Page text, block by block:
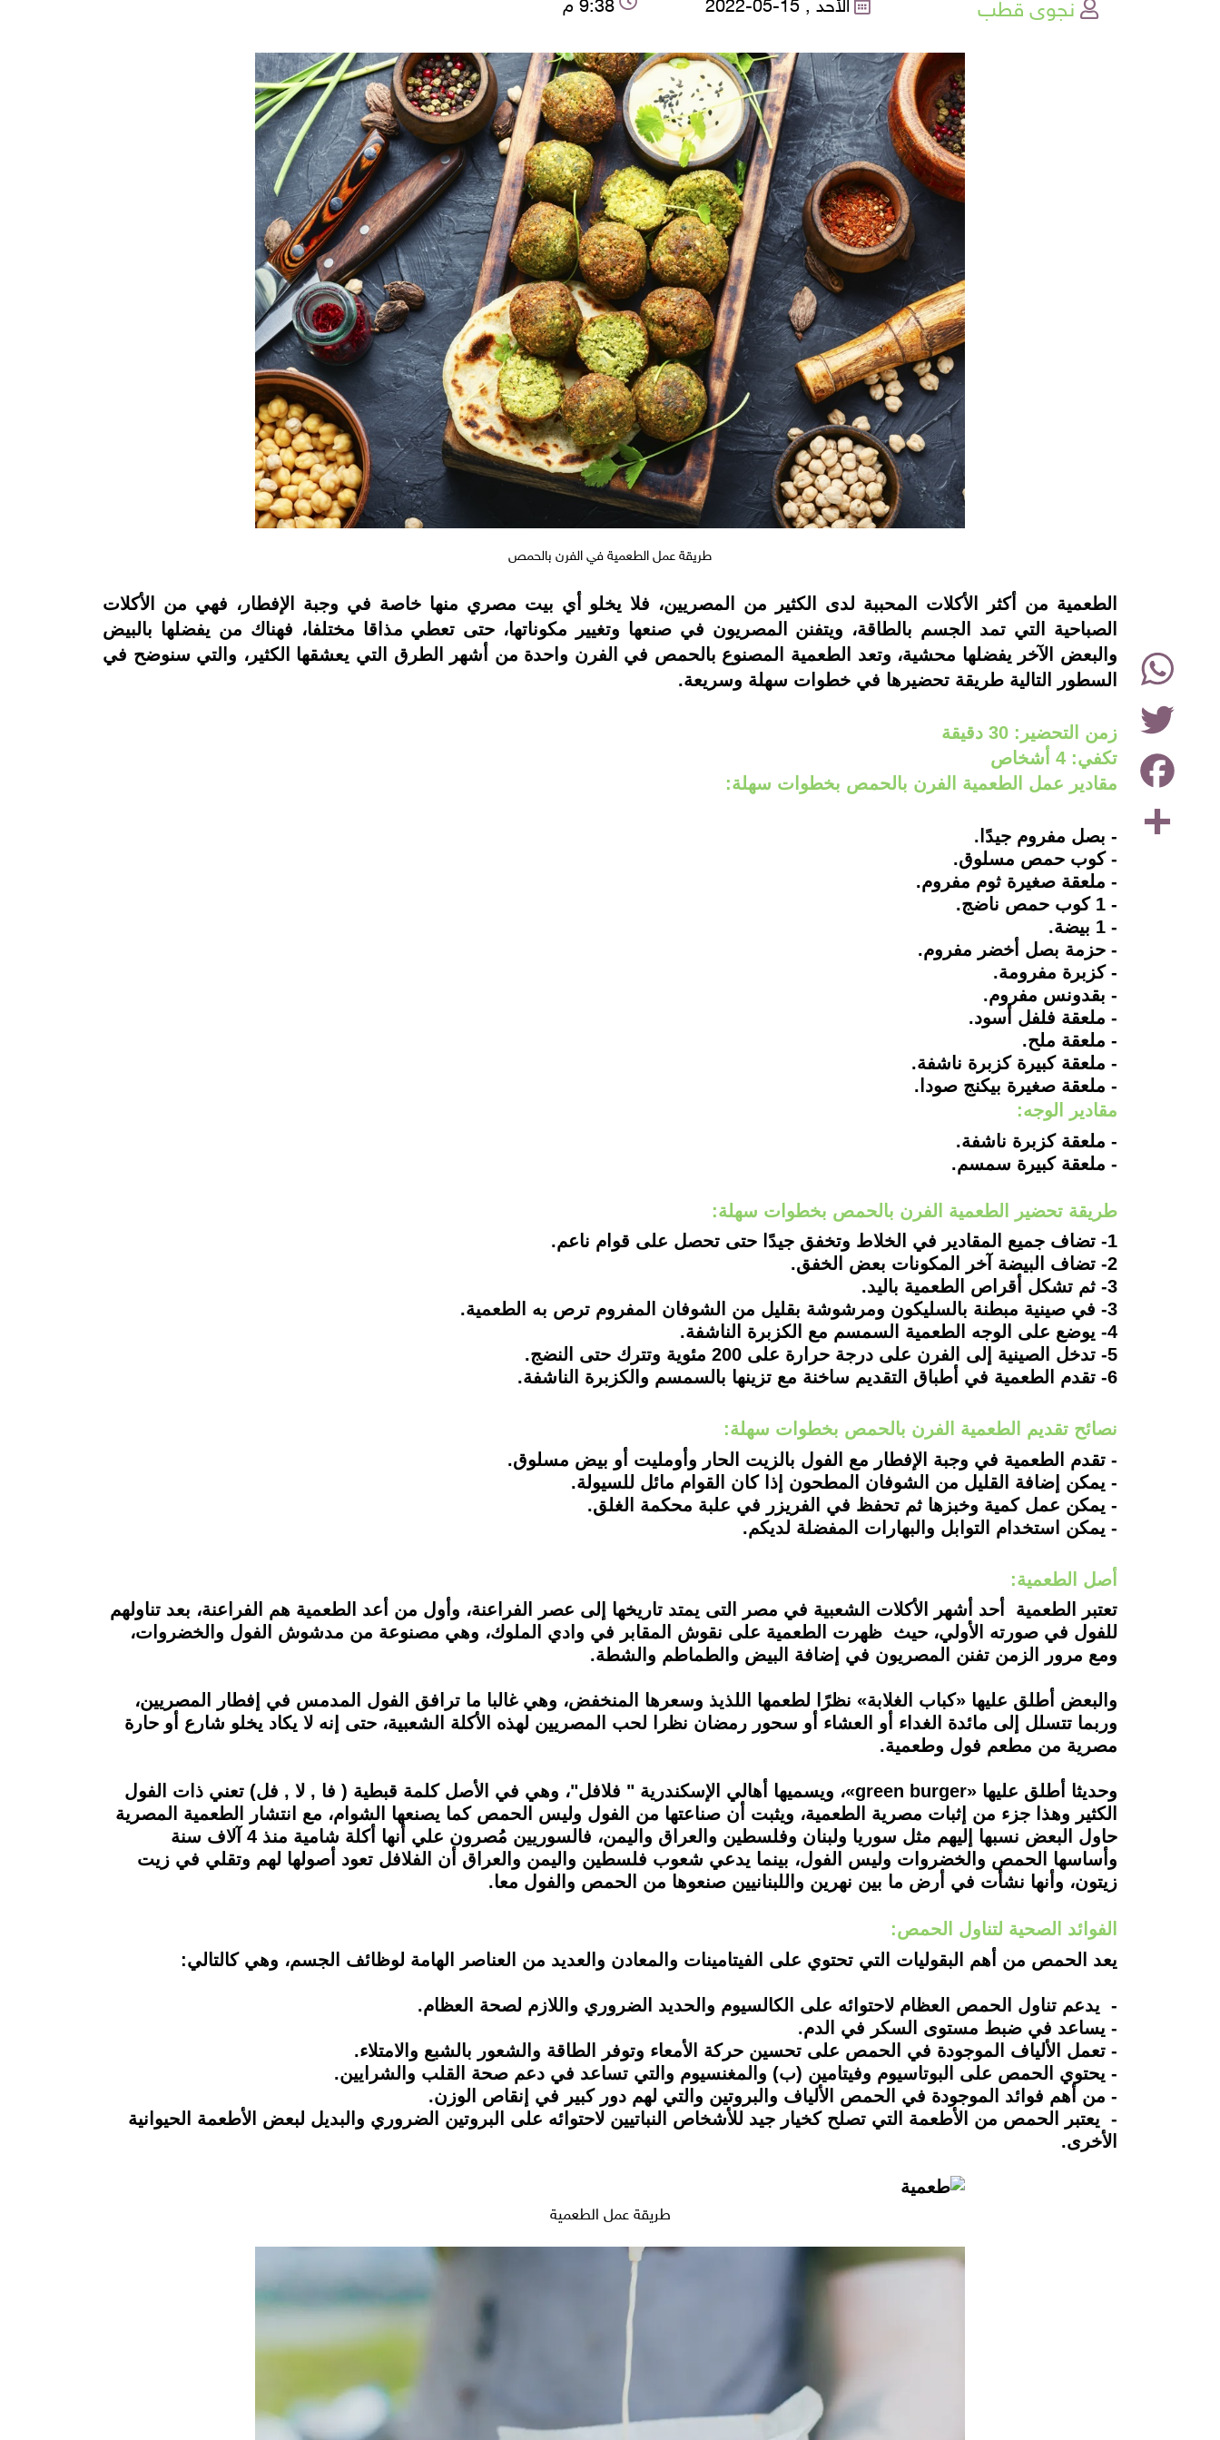
طريقة عمل الطعمية في الفرن بالحمص
Share
Facebook
Twitter
WhatsApp
instagramالطعمية من أكثر الأكلات المحببة لدى الكثير من المصريين، فلا يخلو أي بيت مصري منها خاصة في وجبة الإفطار، فهي من الأكلات
الصباحية التي تمد الجسم بالطاقة، ويتفنن المصريون في صنعها وتغيير مكوناتها، حتى تعطي مذاقا مختلفا، فهناك من يفضلها بالبيض
والبعض الآخر يفضلها محشية، وتعد الطعمية المصنوع بالحمص في الفرن واحدة من أشهر الطرق التي يعشقها الكثير، والتي سنوضح في
السطور التالية طريقة تحضيرها في خطوات سهلة وسريعة.
زمن التحضير: 30 دقيقة
تكفي: 4 أشخاص
مقادير عمل الطعمية الفرن بالحمص بخطوات سهلة:
- بصل مفروم جيدًا.
- كوب حمص مسلوق.
- ملعقة صغيرة ثوم مفروم.
- 1 كوب حمص ناضج.
- 1 بيضة.
- حزمة بصل أخضر مفروم.
- كزبرة مفرومة.
- بقدونس مفروم.
- ملعقة فلفل أسود.
- ملعقة ملح.
- ملعقة كبيرة كزبرة ناشفة.
- ملعقة صغيرة بيكنج صودا.
مقادير الوجه:
- ملعقة كزبرة ناشفة.
- ملعقة كبيرة سمسم.
طريقة تحضير الطعمية الفرن بالحمص بخطوات سهلة:
1- تضاف جميع المقادير في الخلاط وتخفق جيدًا حتى تحصل على قوام ناعم.
2- تضاف البيضة آخر المكونات بعض الخفق.
3- ثم تشكل أقراص الطعمية باليد.
3- في صينية مبطنة بالسليكون ومرشوشة بقليل من الشوفان المفروم ترص به الطعمية.
4- يوضع على الوجه الطعمية السمسم مع الكزبرة الناشفة.
5- تدخل الصينية إلى الفرن على درجة حرارة على 200 مئوية وتترك حتى النضج.
6- تقدم الطعمية في أطباق التقديم ساخنة مع تزينها بالسمسم والكزبرة الناشفة.
نصائح تقديم الطعمية الفرن بالحمص بخطوات سهلة:
- تقدم الطعمية في وجبة الإفطار مع الفول بالزيت الحار وأومليت أو بيض مسلوق.
- يمكن إضافة القليل من الشوفان المطحون إذا كان القوام مائل للسيولة.
- يمكن عمل كمية وخبزها ثم تحفظ في الفريزر في علبة محكمة الغلق.
- يمكن استخدام التوابل والبهارات المفضلة لديكم.
أصل الطعمية:
تعتبر الطعمية أحد أشهر الأكلات الشعبية في مصر التى يمتد تاريخها إلى عصر الفراعنة، وأول من أعد الطعمية هم الفراعنة، بعد تناولهم
للفول في صورته الأولي، حيث ظهرت الطعمية على نقوش المقابر في وادي الملوك، وهي مصنوعة من مدشوش الفول والخضروات،
ومع مرور الزمن تفنن المصريون في إضافة البيض والطماطم والشطة.
والبعض أطلق عليها «كباب الغلابة» نظرًا لطعمها اللذيذ وسعرها المنخفض، وهي غالبا ما ترافق الفول المدمس في إفطار المصريين،
وربما تتسلل إلى مائدة الغداء أو العشاء أو سحور رمضان نظرا لحب المصريين لهذه الأكلة الشعبية، حتى إنه لا يكاد يخلو شارع أو حارة
مصرية من مطعم فول وطعمية.
وحديثا أطلق عليها «green burger»، ويسميها أهالي الإسكندرية " فلافل"، وهي في الأصل كلمة قبطية ( فا , لا , فل) تعني ذات الفول
الكثير وهذا جزء من إثبات مصرية الطعمية، ويثبت أن صناعتها من الفول وليس الحمص كما يصنعها الشوام، مع انتشار الطعمية المصرية
حاول البعض نسبها إليهم مثل سوريا ولبنان وفلسطين والعراق واليمن، فالسوريين مُصرون علي أنها أكلة شامية منذ 4 آلاف سنة
وأساسها الحمص والخضروات وليس الفول، بينما يدعي شعوب فلسطين واليمن والعراق أن الفلافل تعود أصولها لهم وتقلي في زيت
زيتون، وأنها نشأت في أرض ما بين نهرين واللبنانيين صنعوها من الحمص والفول معا.
الفوائد الصحية لتناول الحمص:
يعد الحمص من أهم البقوليات التي تحتوي على الفيتامينات والمعادن والعديد من العناصر الهامة لوظائف الجسم، وهي كالتالي:
- يدعم تناول الحمص العظام لاحتوائه على الكالسيوم والحديد الضروري واللازم لصحة العظام.
- يساعد في ضبط مستوى السكر في الدم.
- تعمل الألياف الموجودة في الحمص على تحسين حركة الأمعاء وتوفر الطاقة والشعور بالشبع والامتلاء.
- يحتوي الحمص على البوتاسيوم وفيتامين (ب) والمغنسيوم والتي تساعد في دعم صحة القلب والشرايين.
- من أهم فوائد الموجودة في الحمص الألياف والبروتين والتي لهم دور كبير في إنقاص الوزن.
- يعتبر الحمص من الأطعمة التي تصلح كخيار جيد للأشخاص النباتيين لاحتوائه على البروتين الضروري والبديل لبعض الأطعمة الحيوانية
الأخرى.
طريقة عمل الطعمية